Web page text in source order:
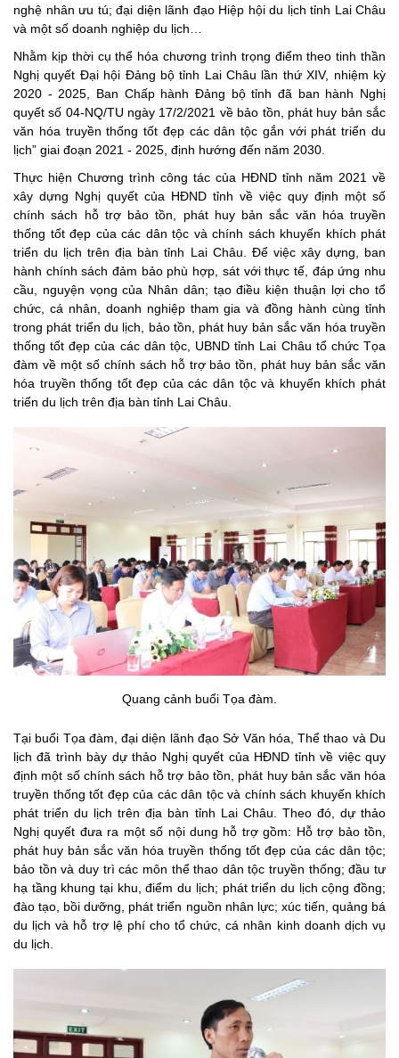
nghệ nhân ưu tú; đại diện lãnh đạo Hiệp hội du lịch tỉnh Lai Châu
và một số doanh nghiệp du lịch…
Nhằm kịp thời cụ thể hóa chương trình trọng điểm theo tinh thần
Nghị quyết Đại hội Đảng bộ tỉnh Lai Châu lần thứ XIV, nhiệm kỳ
2020 - 2025, Ban Chấp hành Đảng bộ tỉnh đã ban hành Nghị
quyết số 04-NQ/TU ngày 17/2/2021 về bảo tồn, phát huy bản sắc
văn hóa truyền thống tốt đẹp các dân tộc gắn với phát triển du
lịch” giai đoạn 2021 - 2025, định hướng đến năm 2030.
Thực hiện Chương trình công tác của HĐND tỉnh năm 2021 về
xây dựng Nghị quyết của HĐND tỉnh về việc quy định một số
chính sách hỗ trợ bảo tồn, phát huy bản sắc văn hóa truyền
thống tốt đẹp của các dân tộc và chính sách khuyến khích phát
triển du lịch trên địa bàn tỉnh Lai Châu. Để việc xây dựng, ban
hành chính sách đảm bảo phù hợp, sát với thực tế, đáp ứng nhu
cầu, nguyện vọng của Nhân dân; tạo điều kiện thuận lợi cho tổ
chức, cá nhân, doanh nghiệp tham gia và đồng hành cùng tỉnh
trong phát triển du lịch, bảo tồn, phát huy bản sắc văn hóa truyền
thống tốt đẹp của các dân tộc, UBND tỉnh Lai Châu tổ chức Tọa
đàm về một số chính sách hỗ trợ bảo tồn, phát huy bản sắc văn
hóa truyền thống tốt đẹp của các dân tộc và khuyến khích phát
triển du lịch trên địa bàn tỉnh Lai Châu.
Quang cảnh buổi Tọa đàm.
Tại buổi Tọa đàm, đại diện lãnh đạo Sở Văn hóa, Thể thao và Du
lịch đã trình bày dự thảo Nghị quyết của HĐND tỉnh về việc quy
định một số chính sách hỗ trợ bảo tồn, phát huy bản sắc văn hóa
truyền thống tốt đẹp của các dân tộc và chính sách khuyến khích
phát triển du lịch trên địa bàn tỉnh Lai Châu. Theo đó, dự thảo
Nghị quyết đưa ra một số nội dung hỗ trợ gồm: Hỗ trợ bảo tồn,
phát huy bản sắc văn hóa truyền thống tốt đẹp của các dân tộc;
bảo tồn và duy trì các môn thể thao dân tộc truyền thống; đầu tư
hạ tầng khung tại khu, điểm du lịch; phát triển du lịch cộng đồng;
đào tạo, bồi dưỡng, phát triển nguồn nhân lực; xúc tiến, quảng bá
du lịch và hỗ trợ lệ phí cho tổ chức, cá nhân kinh doanh dịch vụ
du lịch.